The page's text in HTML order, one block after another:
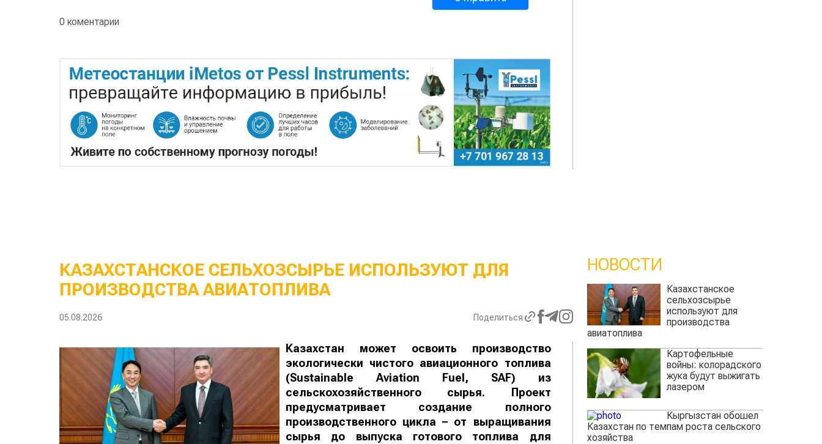
0 коментарии
КАЗАХСТАНСКОЕ СЕЛЬХОЗСЫРЬЕ ИСПОЛЬЗУЮТ ДЛЯ
ПРОИЗВОДСТВА АВИАТОПЛИВА
05.08.2026 Поделиться
Казахстан может освоить производство
экологически чистого авиационного топлива
(Sustainable Aviation Fuel, SAF) из
сельскохозяйственного сырья. Проект
предусматривает создание полного
производственного цикла – от выращивания
сырья до выпуска готового топлива для
НОВОСТИ
Казахстанское
сельхозсырье
используют для
производства
авиатоплива
Картофельные
войны: колорадского
жука будут выжигать
лазером
Кыргызстан обошел
Казахстан по темпам роста сельского
хозяйства